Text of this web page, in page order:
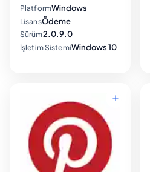
PlatformWindows
LisansÖdeme
Sürüm2.0.9.0
İşletim SistemiWindows 10